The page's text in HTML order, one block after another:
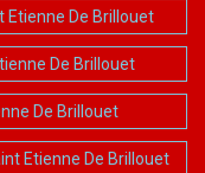
De Brillouet
De Brillouet
De Brillouet
Etienne De Brillouet